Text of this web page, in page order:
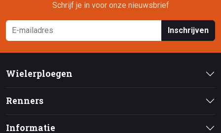
Schrijf je in voor onze nieuwsbrief
Inschrijven
Wielerploegen
Renners
Informatie